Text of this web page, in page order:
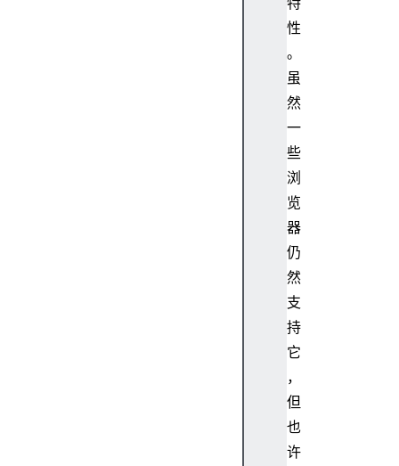
性
。
虽
然
一
些
浏
览
器
仍
然
支
持
它
，
但
也
许